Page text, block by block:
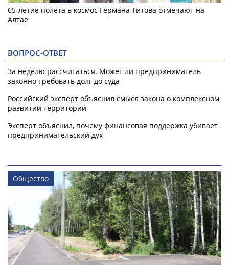
65-летие полета в космос Германа Титова отмечают на
Алтае
ВОПРОС-ОТВЕТ
За неделю рассчитаться. Может ли предприниматель
законно требовать долг до суда
Российский эксперт объяснил смысл закона о комплексном
развитии территорий
Эксперт объяснил, почему финансовая поддержка убивает
предпринимательский дух
Общество